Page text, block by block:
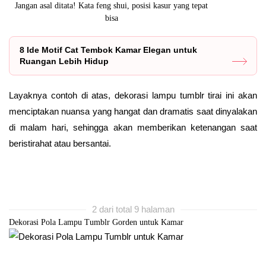
Jangan asal ditata! Kata feng shui, posisi kasur yang tepat
bisa
8 Ide Motif Cat Tembok Kamar Elegan untuk
Ruangan Lebih Hidup
Layaknya contoh di atas, dekorasi lampu tumblr tirai ini akan
menciptakan nuansa yang hangat dan dramatis saat dinyalakan
di malam hari, sehingga akan memberikan ketenangan saat
beristirahat atau bersantai.
2 dari total 9 halaman
Dekorasi Pola Lampu Tumblr Gorden untuk Kamar